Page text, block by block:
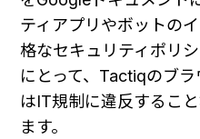
ティアプリやボットの
格なセキュリティポリ
にとって、Tactiqのブ
はIT規制に違反するこ
ます。